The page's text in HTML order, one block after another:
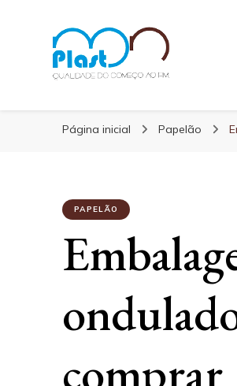
MN Plast
Página inicial Papelão
PAPELÃO
comprar